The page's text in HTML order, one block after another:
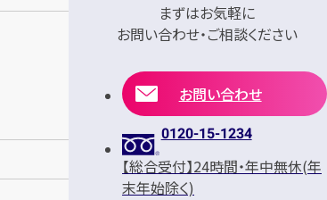
まずはお気軽に
お問い合わせ・ご相談ください
お問い合わせ
0120-15-1234
【総合受付】24時間・年中無休(年
末年始除く)